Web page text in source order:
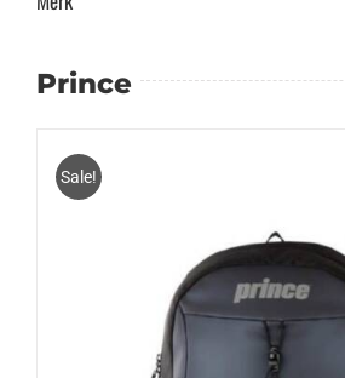
Prince
Sale!